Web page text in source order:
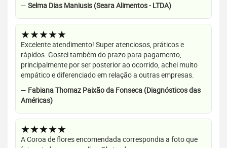
— Selma Dias Maniusis (Seara Alimentos - LTDA)
★★★★★
Excelente atendimento! Super atenciosos, práticos e
rápidos. Gostei também do prazo para pagamento,
principalmente por ser posterior ao ocorrido, achei muito
empático e diferenciado em relação a outras empresas.
— Fabiana Thomaz Paixão da Fonseca (Diagnósticos das
Américas)
★★★★★
A Coroa de flores encomendada correspondia a foto que